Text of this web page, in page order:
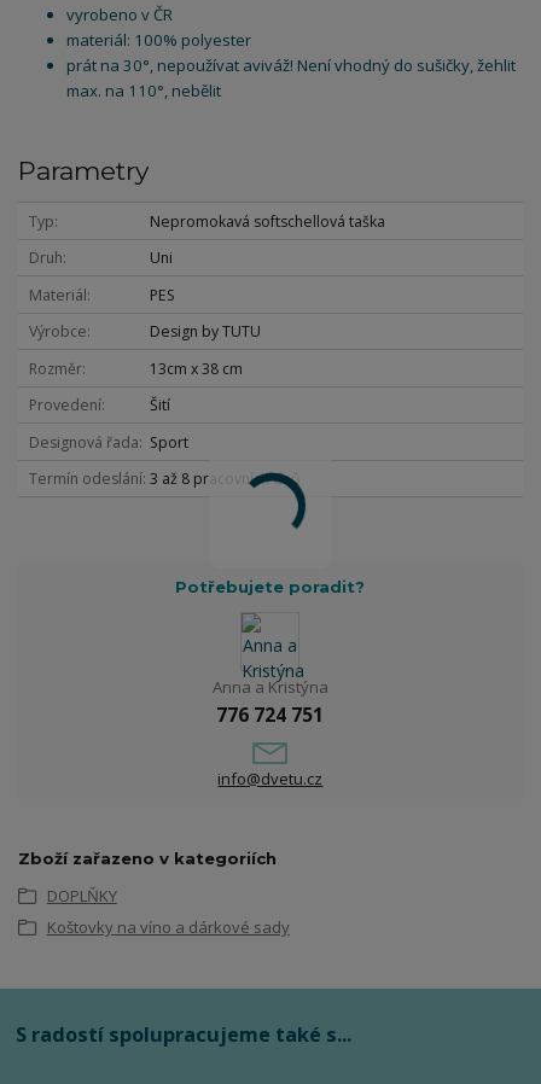
vyrobeno v ČR
materiál: 100% polyester
prát na 30°, nepoužívat aviváž! Není vhodný do sušičky, žehlit
max. na 110°, nebělit
Parametry
Typ
Nepromokavá softschellová taška
Druh
Uni
Materiál
PES
Výrobce
Design by TUTU
Rozměr
13cm x 38 cm
Provedení
Šití
Designová řada
Sport
Termín odeslání 3 až 8 pracovních dnů
Potřebujete poradit?
Anna a Kristýna
776 724 751
info@dvetu.cz
Zboží zařazeno v kategoriích
DOPLŇKY
Koštovky na víno a dárkové sady
S radostí spolupracujeme také s...